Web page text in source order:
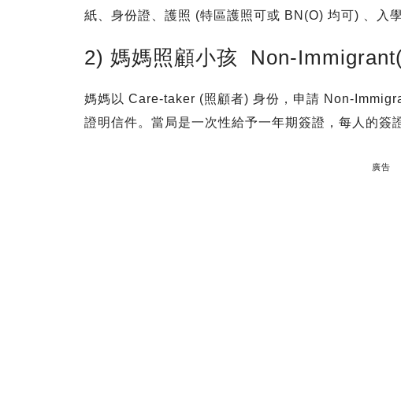
紙、身份證、護照 (特區護照可或 BN(O) 均可) 、入學
2) 媽媽照顧小孩 Non-
媽媽以 Care-taker (照顧者) 身份，申請 Non-
證明信件。當局是一次性給予一年期簽證，每人的簽
廣告